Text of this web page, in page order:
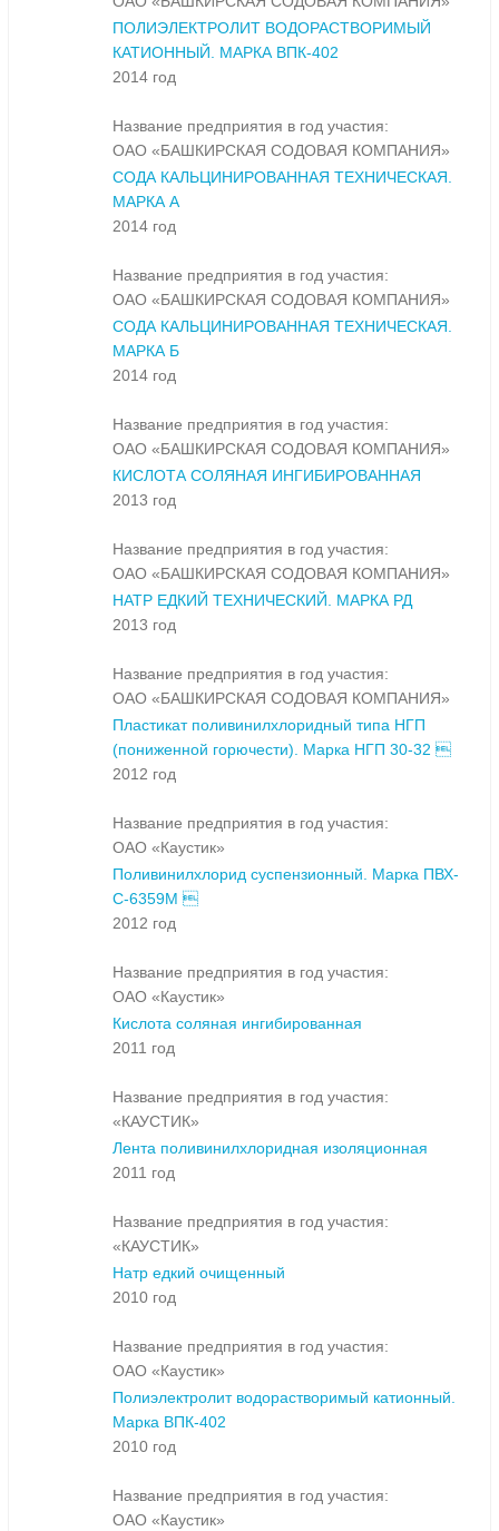
ПОЛИЭЛЕКТРОЛИТ ВОДОРАСТВОРИМЫЙ
КАТИОННЫЙ. МАРКА ВПК-402
2014 год
Название предприятия в год участия:
ОАО «БАШКИРСКАЯ СОДОВАЯ КОМПАНИЯ»
СОДА КАЛЬЦИНИРОВАННАЯ ТЕХНИЧЕСКАЯ.
МАРКА А
2014 год
Название предприятия в год участия:
ОАО «БАШКИРСКАЯ СОДОВАЯ КОМПАНИЯ»
СОДА КАЛЬЦИНИРОВАННАЯ ТЕХНИЧЕСКАЯ.
МАРКА Б
2014 год
Название предприятия в год участия:
ОАО «БАШКИРСКАЯ СОДОВАЯ КОМПАНИЯ»
КИСЛОТА СОЛЯНАЯ ИНГИБИРОВАННАЯ
2013 год
Название предприятия в год участия:
ОАО «БАШКИРСКАЯ СОДОВАЯ КОМПАНИЯ»
НАТР ЕДКИЙ ТЕХНИЧЕСКИЙ. МАРКА РД
2013 год
Название предприятия в год участия:
ОАО «БАШКИРСКАЯ СОДОВАЯ КОМПАНИЯ»
Пластикат поливинилхлоридный типа НГП
(пониженной горючести). Марка НГП 30-32 
2012 год
Название предприятия в год участия:
ОАО «Каустик»
Поливинилхлорид суспензионный. Марка ПВХ-
С-6359М 
2012 год
Название предприятия в год участия:
ОАО «Каустик»
Кислота соляная ингибированная
2011 год
Название предприятия в год участия:
«КАУСТИК»
Лента поливинилхлоридная изоляционная
2011 год
Название предприятия в год участия:
«КАУСТИК»
Натр едкий очищенный
2010 год
Название предприятия в год участия:
ОАО «Каустик»
Полиэлектролит водорастворимый катионный.
Марка ВПК-402
2010 год
Название предприятия в год участия:
ОАО «Каустик»